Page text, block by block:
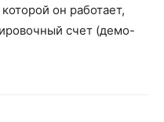
он работает,
счет (демо-